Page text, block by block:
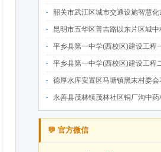
韶关市武江区城市交通设施智慧化改造提升项目-基础建设工程（一期）A标段施
昆明市五华区普吉路以东片区城中村改造项目（一期）A7、A-4-2地块安置房项目供配电设计施工一体化
平乡县第一中学(西校区)建设工程一标段施工
平乡县第一中学(西校区)建设工程二标段施工
德厚水库安置区马塘镇黑末村委会花庄移民安置点美丽家园·移民新村建设项
永善县茂林镇茂林社区铜厂沟中药材产业配套水利设施建设项目
💬 官方微信